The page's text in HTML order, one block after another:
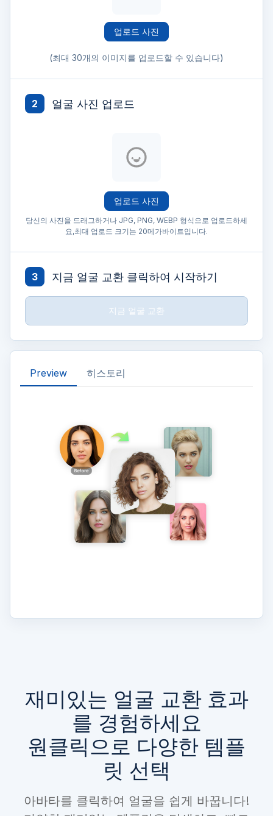
업로드 사진
(최대 30개의 이미지를 업로드할 수 있습니다)
2 얼굴 사진 업로드
업로드 사진
당신의 사진을 드래그하거나 JPG, PNG, WEBP 형식으로 업로드하세
요,최대 업로드 크기는 20메가바이트입니다.
3 지금 얼굴 교환 클릭하여 시작하기
지금 얼굴 교환
Preview 히스토리
재미있는 얼굴 교환 효과
를 경험하세요
원클릭으로 다양한 템플
릿 선택
아바타를 클릭하여 얼굴을 쉽게 바꿉니다!